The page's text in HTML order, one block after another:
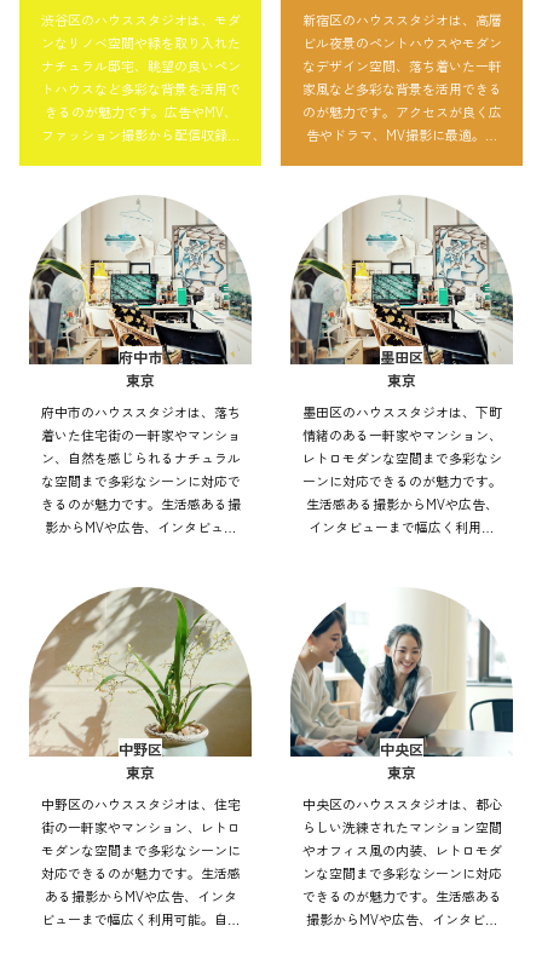
渋谷区のハウススタジオは、モダ
ンなリノベ空間や緑を取り入れた
ナチュラル邸宅、眺望の良いペン
トハウスなど多彩な背景を活用で
きるのが魅力です。広告やMV、
ファッション撮影から配信収録ま
ス性の良さも強みです。
新宿区のハウススタジオは、高層
ビル夜景のペントハウスやモダン
なデザイン空間、落ち着いた一軒
家風など多彩な背景を活用できる
のが魅力です。アクセスが良く広
告やドラマ、MV撮影に最適。自
模撮影にも対応できます。
府中市
東京
府中市のハウススタジオは、落ち
着いた住宅街の一軒家やマンショ
ン、自然を感じられるナチュラル
な空間まで多彩なシーンに対応で
きるのが魅力です。生活感ある撮
影からMVや広告、インタビュー
セス良好で効率的にバリエーショ
ン豊かな撮影を実現できます。
墨田区
東京
墨田区のハウススタジオは、下町
情緒のある一軒家やマンション、
レトロモダンな空間まで多彩なシ
ーンに対応できるのが魅力です。
生活感ある撮影からMVや広告、
インタビューまで幅広く利用可
にバリエーション豊かな撮影を実
中野区
東京
中野区のハウススタジオは、住宅
街の一軒家やマンション、レトロ
モダンな空間まで多彩なシーンに
対応できるのが魅力です。生活感
ある撮影からMVや広告、インタ
ビューまで幅広く利用可能。自然
中央区
東京
中央区のハウススタジオは、都心
らしい洗練されたマンション空間
やオフィス風の内装、レトロモダ
ンな空間まで多彩なシーンに対応
できるのが魅力です。生活感ある
撮影からMVや広告、インタビュ